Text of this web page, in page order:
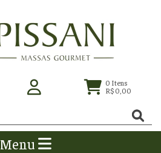
0 Itens
R$ 0,00
Menu